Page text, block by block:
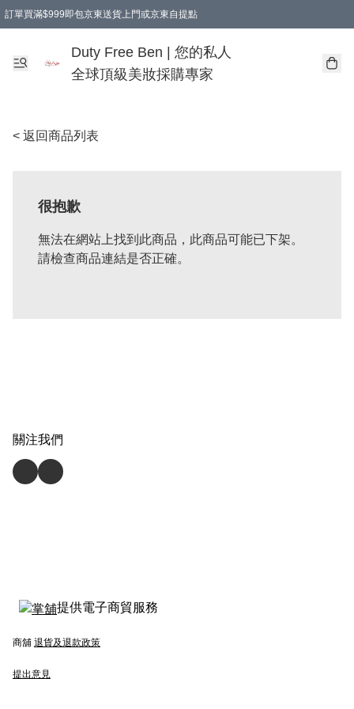
訂單買滿$999即包京東送貨上門或京東自提點
Duty Free Ben | 您的私人
全球頂級美妝採購專家
< 返回商品列表
很抱歉
無法在網站上找到此商品，此商品可能已下架。
請檢查商品連結是否正確。
關注我們
提供電子商貿服務
商舖 退貨及退款政策
提出意見